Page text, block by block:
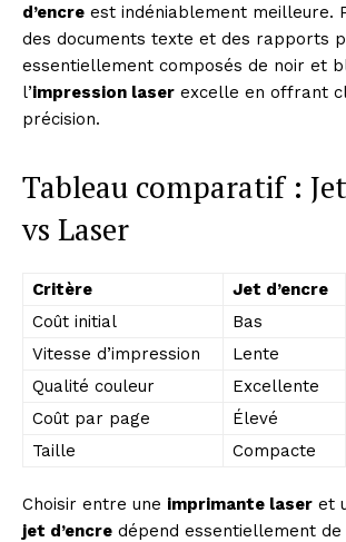
d’encre est indéniablement meilleure.
des documents texte et des rapports
essentiellement composés de noir et
l’impression laser excelle en offrant
précision.
Tableau comparatif :
vs Laser
Critère Jet d’encre
Coût initial
Bas
Vitesse d’impression
Lente
Qualité couleur
Excellente
Coût par page
Élevé
Taille
Compacte
Choisir entre une imprimante laser et
jet d’encre dépend essentiellement de